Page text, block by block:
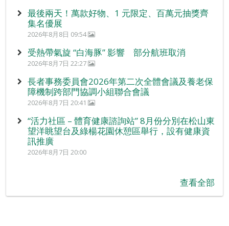
最後兩天！萬款好物、1 元限定、百萬元抽獎齊
集名優展
2026年8月8日 09:54
受熱帶氣旋 “白海豚” 影響 部分航班取消
2026年8月7日 22:27
長者事務委員會2026年第二次全體會議及養老保
障機制跨部門協調小組聯合會議
2026年8月7日 20:41
“活力社區 – 體育健康諮詢站” 8月份分別在松山東
望洋眺望台及綠楊花園休憩區舉行，設有健康資
訊推廣
2026年8月7日 20:00
查看全部